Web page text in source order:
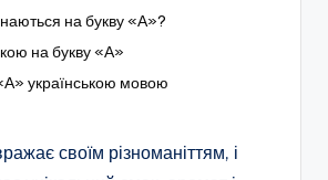
на букву «А»?
на букву «А»
українською мовою
своїм різноманіттям, і